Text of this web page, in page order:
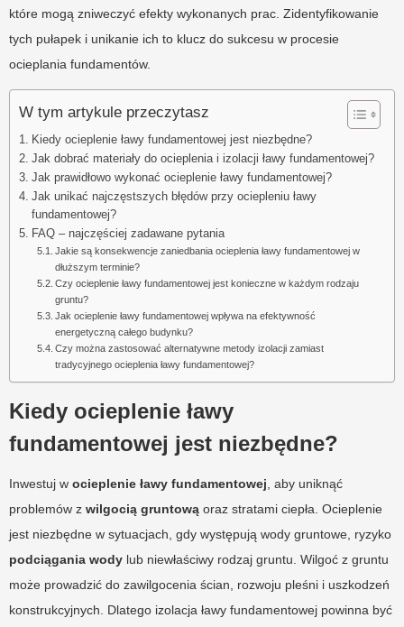
które mogą zniweczyć efekty wykonanych prac. Zidentyfikowanie
tych pułapek i unikanie ich to klucz do sukcesu w procesie
ocieplania fundamentów.
W tym artykule przeczytasz
Kiedy ocieplenie ławy fundamentowej jest niezbędne?
Jak dobrać materiały do ocieplenia i izolacji ławy fundamentowej?
Jak prawidłowo wykonać ocieplenie ławy fundamentowej?
Jak unikać najczęstszych błędów przy ociepleniu ławy
fundamentowej?
FAQ – najczęściej zadawane pytania
Jakie są konsekwencje zaniedbania ocieplenia ławy fundamentowej w
dłuższym terminie?
Czy ocieplenie ławy fundamentowej jest konieczne w każdym rodzaju
gruntu?
Jak ocieplenie ławy fundamentowej wpływa na efektywność
energetyczną całego budynku?
Czy można zastosować alternatywne metody izolacji zamiast
tradycyjnego ocieplenia ławy fundamentowej?
Kiedy ocieplenie ławy
fundamentowej jest niezbędne?
Inwestuj w ocieplenie ławy fundamentowej, aby uniknąć
problemów z wilgocią gruntową oraz stratami ciepła. Ocieplenie
jest niezbędne w sytuacjach, gdy występują wody gruntowe, ryzyko
podciągania wody lub niewłaściwy rodzaj gruntu. Wilgoć z gruntu
może prowadzić do zawilgocenia ścian, rozwoju pleśni i uszkodzeń
konstrukcyjnych. Dlatego izolacja ławy fundamentowej powinna być